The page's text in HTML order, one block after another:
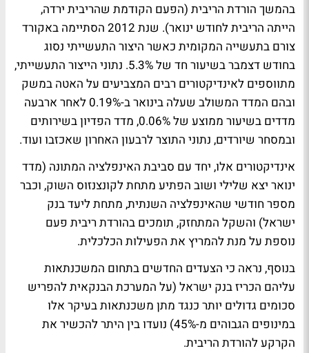
בהמשך הורדת הריבית (הפעם הקודמת שהריבית ירדה,
הייתה הריבית לחודש ינואר). שנת 2012 הסתיימה באקורד
צורם בתעשייה המקומית כאשר היצור התעשייתי נסוג
בחודש דצמבר בשיעור חד של 5.3%. נתוני הייצור התעשייתי,
מתווספים לאינדיקטורים רבים המצביעים על האטה במשק
ובהם המדד המשולב שעלה בינואר ב-0.19% לאחר ארבעה
מדדים בשיעור ממוצע של 0.06%, מדד הפדיון בשירותים
ובמסחר שיורדים, נתוני התוצר לרבעון האחרון שאכזבו ועוד.
אינדיקטורים אלו, יחד עם סביבת האינפלציה המתונה (מדד
ינואר יצא שלילי ושוב הפתיע מתחת לקונצנזוס השוק, וכבר
מספר חודשי שהאינפלציה השנתית, מתחת ליעד בנק
ישראל) והשקל המתחזק, תומכים בהורדת ריבית פעם
נוספת על מנת להמריץ את הפעילות הכלכלית.
בנוסף, נראה כי הצעדים החדשים בתחום המשכנתאות
עליהם הכריז בנק ישראל (על המערכת הבנקאית להפריש
סכומים גדולים יותר כנגד מתן משכנתאות בעיקר אלו
במינופים הגבוהים מ-45%) נועדו בין היתר להכשיר את
הקרקע להורדת הריבית.